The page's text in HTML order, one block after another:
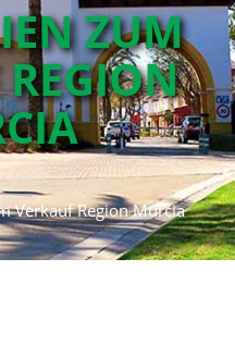
ZUM
Verkauf Region Murcia